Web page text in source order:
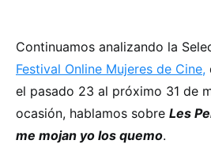
Continuamos analizando la
Festival Online Mujeres de Cine,
el pasado 23 al próximo 31 de
ocasión, hablamos sobre Les
me mojan yo los quemo.